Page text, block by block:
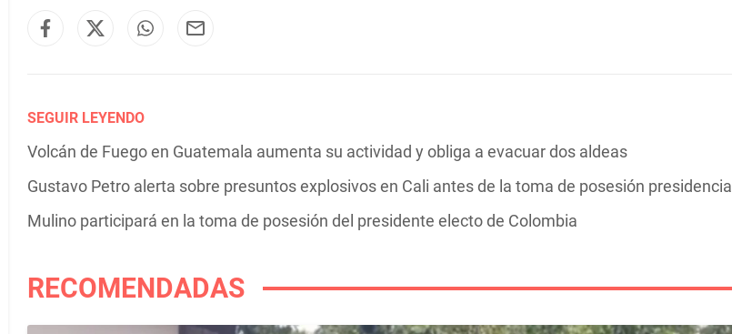
SEGUIR LEYENDO
Volcán de Fuego en Guatemala aumenta su actividad y obliga a evacuar dos aldeas
Gustavo Petro alerta sobre presuntos explosivos en Cali antes de la toma de posesión presidencial
Mulino participará en la toma de posesión del presidente electo de Colombia
RECOMENDADAS